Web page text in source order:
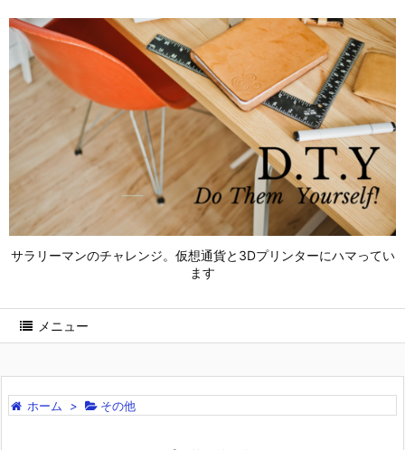
サラリーマンのチャレンジ。仮想通貨と3Dプリンターにハマってい
ます
メニュー
ホーム > その他